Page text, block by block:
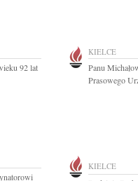
92 lat
KIELCE
Panu
Prasowego
KIELCE